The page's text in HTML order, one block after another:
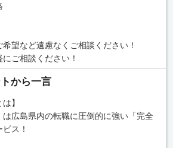
望など遠慮なくご相談ください！
ご相談ください！
から一言
】
は広島県内の転職に圧倒的に強い「完全
ス！